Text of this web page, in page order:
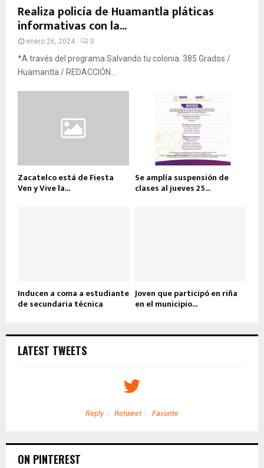
Realiza policía de Huamantla pláticas
informativas con la...
enero 26, 2024 0
*A través del programa Salvando tu colonia. 385 Grados /
Huamantla / REDACCIÓN...
Zacatelco está de Fiesta
Ven y Vive la...
Se amplía suspensión de
clases al jueves 25...
Inducen a coma a estudiante
de secundaria técnica
Joven que participó en riña
en el municipio...
LATEST TWEETS
Reply Retweet Favorite
ON PINTEREST